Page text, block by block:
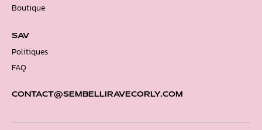
Boutique
SAV
Politiques
FAQ
CONTACT@SEMBELLIRAVECORLY.COM